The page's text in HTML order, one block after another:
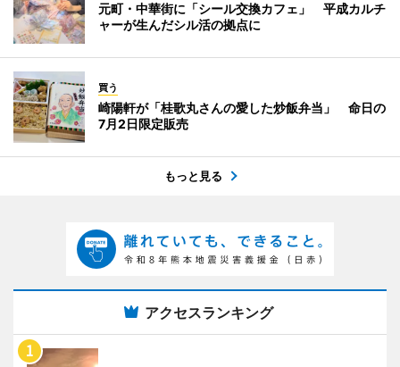
元町・中華街に「シール交換カフェ」 平成カルチ
ャーが生んだシル活の拠点に
買う
崎陽軒が「桂歌丸さんの愛した炒飯弁当」 命日の
7月2日限定販売
もっと見る
アクセスランキング